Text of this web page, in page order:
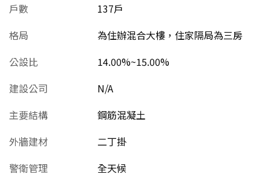
戶數
137戶
格局
為住辦混合大樓，住家隔局為三房
公設比
14.00%~15.00%
建設公司
N/A
主要結構
鋼筋混凝土
外牆建材
二丁掛
警衛管理
全天候